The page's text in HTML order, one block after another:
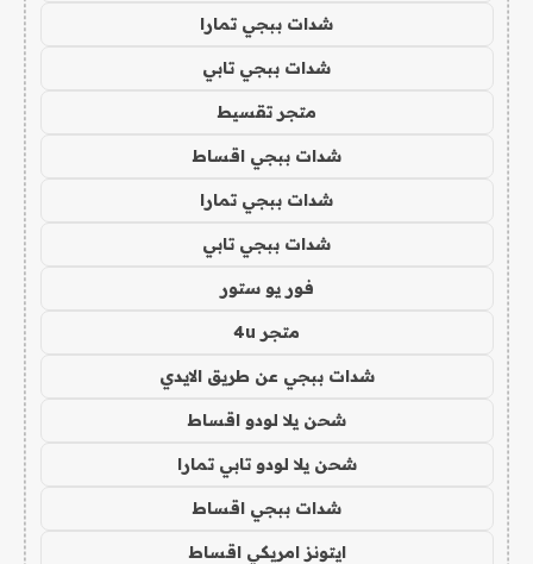
شدات ببجي تمارا
شدات ببجي تابي
متجر تقسيط
شدات ببجي اقساط
شدات ببجي تمارا
شدات ببجي تابي
فور يو ستور
متجر 4u
شدات ببجي عن طريق الايدي
شحن يلا لودو اقساط
شحن يلا لودو تابي تمارا
شدات ببجي اقساط
ايتونز امريكي اقساط